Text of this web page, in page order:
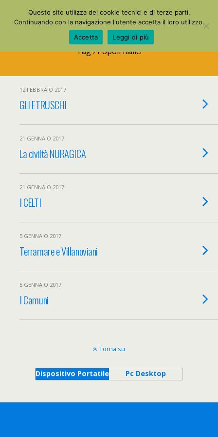
La Mia Maestra
Tag › Popoli Italici
12 FEBBRAIO 2017
GLI ETRUSCHI
21 GENNAIO 2017
La civiltà NURAGICA
21 GENNAIO 2017
I CELTI
5 GENNAIO 2017
Terramare e Villanoviani
5 GENNAIO 2017
I Camuni
Torna su
Dispositivo Portatile Pc Desktop
Questo sito utilizza dei cookie tecnici e di terze parti.
Continuando con la navigazione l'utente accetta il loro utilizzo.
Accetta
Leggi di più